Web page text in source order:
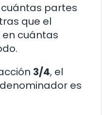
partes
que el
cuántas
3/4, el
es